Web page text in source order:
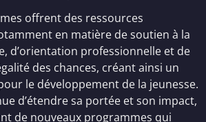
offrent des ressources
en matière de soutien à la
d’orientation professionnelle et de
des chances, créant ainsi un
le développement de la jeunesse.
d’étendre sa portée et son impact,
de nouveaux programmes qui